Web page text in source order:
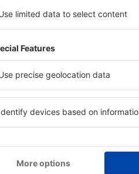
Novohrad?
folosind un motor de
datele de check-in și check-
motorul de căutare va
in Novohrad. Filtrarea
numărul de stele,
de centru și opțiunea de
mult mai ușoară. Astfel veți
doar câteva minute. În funcție
rezerva doar cazare sau un
in Novohrad?